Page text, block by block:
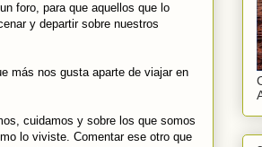
foro, para que aquellos que lo
y departir sobre nuestros
más nos gusta aparte de viajar en
cuidamos y sobre los que somos
lo viviste. Comentar ese otro que